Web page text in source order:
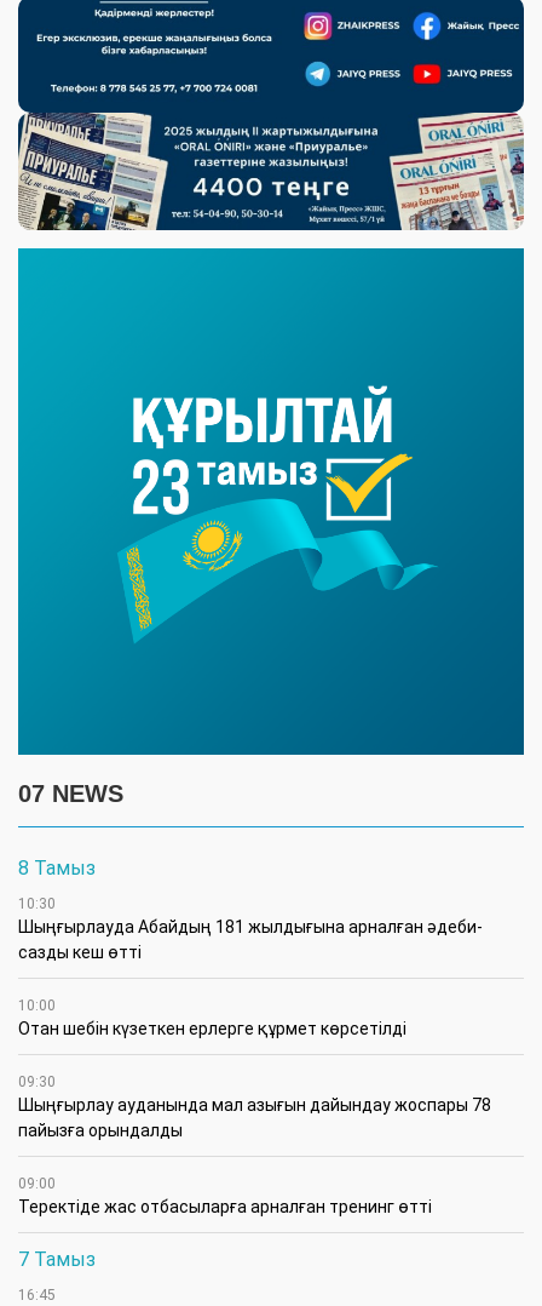
07 NEWS
8 Тамыз
10:30
Шыңғырлауда Абайдың 181 жылдығына арналған әдеби-
сазды кеш өтті
10:00
Отан шебін күзеткен ерлерге құрмет көрсетілді
09:30
​Шыңғырлау ауданында мал азығын дайындау жоспары 78
пайызға орындалды
09:00
​Теректіде жас отбасыларға арналған тренинг өтті
7 Тамыз
16:45